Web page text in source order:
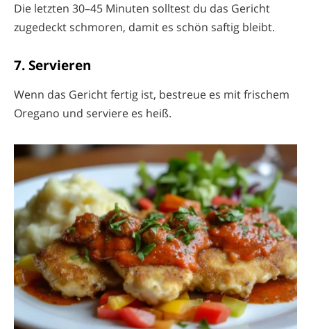
Die letzten 30–45 Minuten solltest du das Gericht
zugedeckt schmoren, damit es schön saftig bleibt.
7. Servieren
Wenn das Gericht fertig ist, bestreue es mit frischem
Oregano und serviere es heiß.